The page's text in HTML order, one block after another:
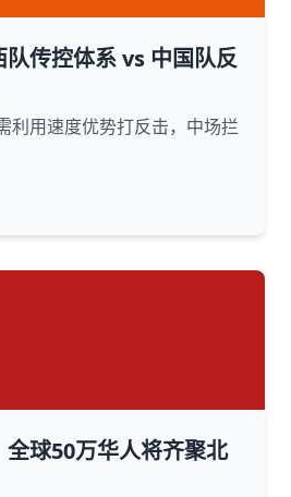
传控体系 vs 中国队反
利用速度优势打反击，中场拦
全球50万华人将齐聚北